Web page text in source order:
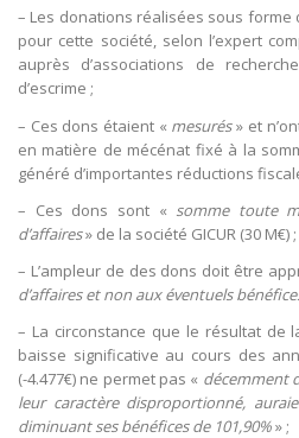
– Les donations réalisées sous
pour cette société, selon l’expert
auprès d’associations de
d’escrime ;
– Ces dons étaient « mesurés» et
en matière de mécénat fixé à la
généré d’importantes réductions
– Ces dons sont « somme toute
d’affaires» de la société GICUR (30 M€) ;
– L’ampleur de des dons doit être
d’affaires et non aux éventuels
– La circonstance que le résultat de
baisse significative au cours des
(-4.477€) ne permet pas « décemment
leur caractère disproportionné,
diminuant ses bénéfices de 101,90%» ;